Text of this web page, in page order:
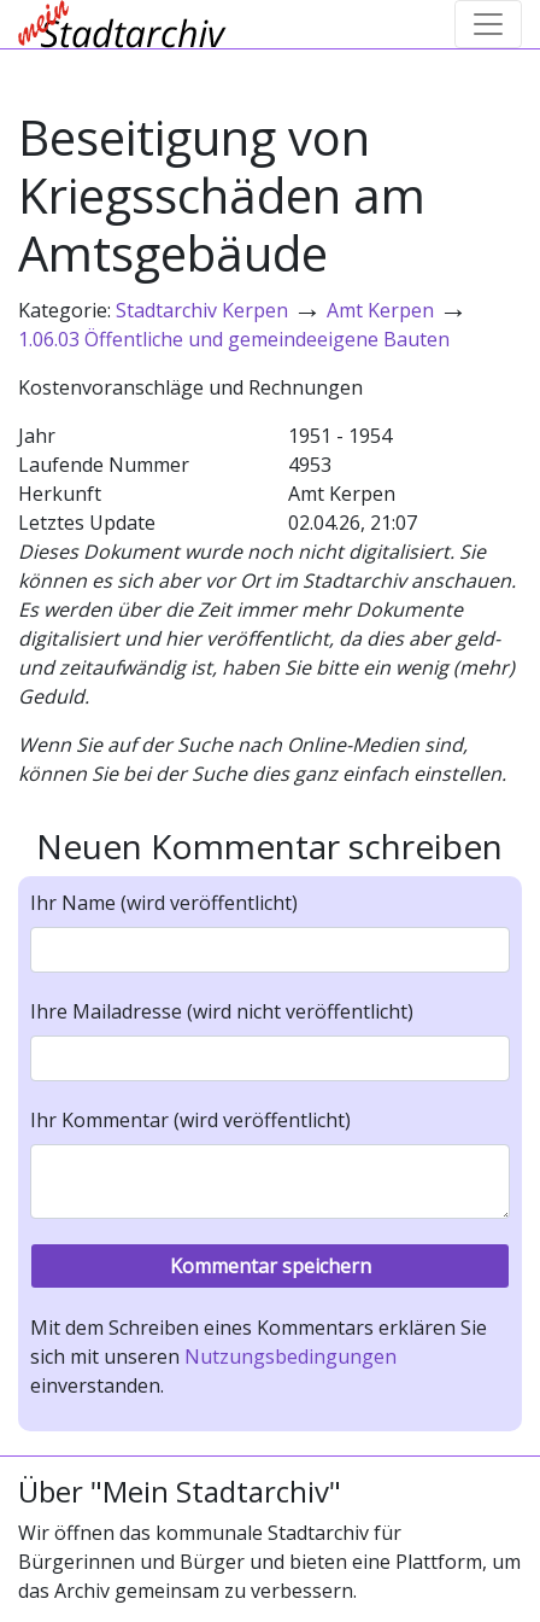
Beseitigung von
Kriegsschäden am
Amtsgebäude
Kategorie: Stadtarchiv Kerpen → Amt Kerpen →
1.06.03 Öffentliche und gemeindeeigene Bauten
Kostenvoranschläge und Rechnungen
Jahr
1951 - 1954
Laufende Nummer
4953
Herkunft
Amt Kerpen
Letztes Update
02.04.26, 21:07
Dieses Dokument wurde noch nicht digitalisiert. Sie
können es sich aber vor Ort im Stadtarchiv anschauen.
Es werden über die Zeit immer mehr Dokumente
digitalisiert und hier veröffentlicht, da dies aber geld-
und zeitaufwändig ist, haben Sie bitte ein wenig (mehr)
Geduld.
Wenn Sie auf der Suche nach Online-Medien sind,
können Sie bei der Suche dies ganz einfach einstellen.
Neuen Kommentar schreiben
Ihr Name (wird veröffentlicht)
Ihre Mailadresse (wird nicht veröffentlicht)
Ihr Kommentar (wird veröffentlicht)
Mit dem Schreiben eines Kommentars erklären Sie
sich mit unseren Nutzungsbedingungen
einverstanden.
Über "Mein Stadtarchiv"
Wir öffnen das kommunale Stadtarchiv für
Bürgerinnen und Bürger und bieten eine Plattform, um
das Archiv gemeinsam zu verbessern.